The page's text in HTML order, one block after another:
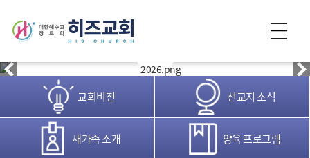
교회비전 선교지 소식
새가족 소개 양육 프로그램